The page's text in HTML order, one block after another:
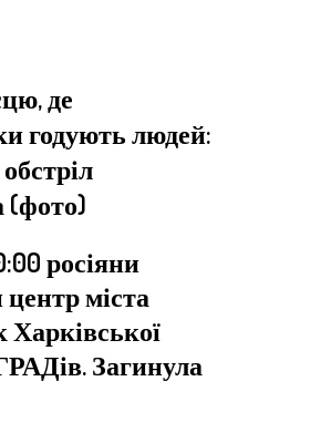
де
годують людей:
(фото)
росіяни
міста
Харківської
.Загинула